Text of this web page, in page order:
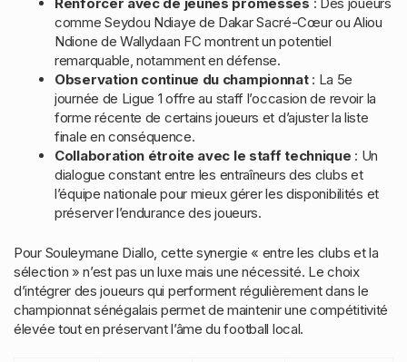
comme Seydou Ndiaye de Dakar Sacré-Cœur ou Aliou
Ndione de Wallydaan FC montrent un potentiel
remarquable, notamment en défense.
Observation continue du championnat: La 5e
journée de Ligue 1 offre au staff l’occasion de revoir la
forme récente de certains joueurs et d’ajuster la liste
finale en conséquence.
Collaboration étroite avec le staff technique : Un
dialogue constant entre les entraîneurs des clubs et
l’équipe nationale pour mieux gérer les disponibilités et
préserver l’endurance des joueurs.
Pour Souleymane Diallo, cette synergie « entre les clubs et la
sélection » n’est pas un luxe mais une nécessité. Le choix
d’intégrer des joueurs qui performent régulièrement dans le
championnat sénégalais permet de maintenir une compétitivité
élevée tout en préservant l’âme du football local.